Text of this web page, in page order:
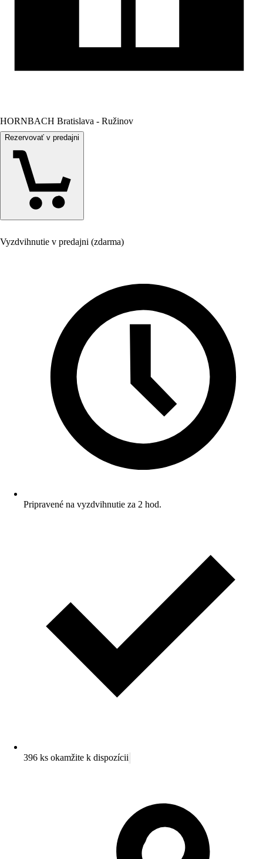
HORNBACH Bratislava - Ružinov
Rezervovať v predajni
Vyzdvihnutie v predajni (zdarma)
Pripravené na vyzdvihnutie za 2 hod.
396 ks okamžite k dispozícii